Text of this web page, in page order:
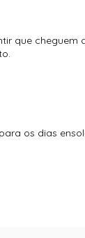
que cheguem
os dias